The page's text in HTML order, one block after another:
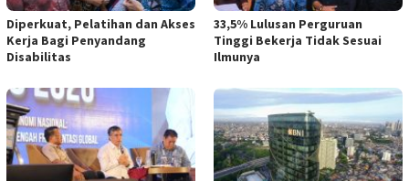
Diperkuat, Pelatihan dan Akses
Kerja Bagi Penyandang
Disabilitas
33,5% Lulusan Perguruan
Tinggi Bekerja Tidak Sesuai
Ilmunya